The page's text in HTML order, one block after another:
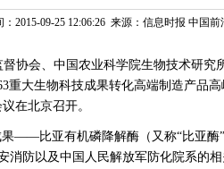
：2015-09-25 12:06:26 来源：信息时报 中国
督协会、中国农业科学院生物技术研
重大生物科技成果转化高端制造产品
在北京召开。
果——比亚有机磷降解酶（又称“比亚
消防以及中国人民解放军防化院系的